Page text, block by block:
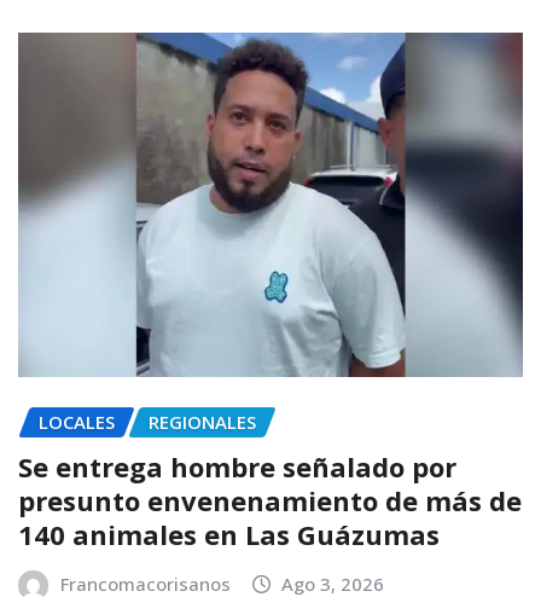
LOCALES REGIONALES
Se entrega hombre señalado por
presunto envenenamiento de más de
140 animales en Las Guázumas
Francomacorisanos Ago 3, 2026